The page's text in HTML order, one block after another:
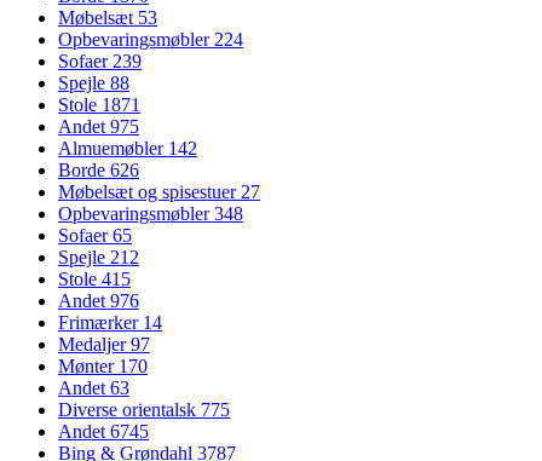
Møbelsæt 53
Opbevaringsmøbler224
Sofaer239
Spejle 88
Stole 1871
Andet975
Almuemøbler 142
Borde 626
Møbelsæt og spisestuer27
Opbevaringsmøbler348
Sofaer65
Spejle 212
Stole 415
Andet976
Frimærker 14
Medaljer97
Mønter 170
Andet63
Diverse orientalsk 775
Andet6745
Bing & Grøndahl 3787